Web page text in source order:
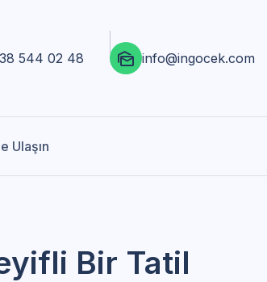
544 02 48 info@ingocek.com
Ulaşın
Bir Tatil